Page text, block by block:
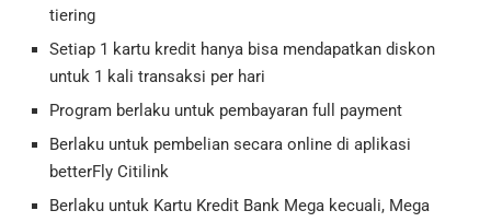
tiering
Setiap 1 kartu kredit hanya bisa mendapatkan diskon
untuk 1 kali transaksi per hari
Program berlaku untuk pembayaran full payment
Berlaku untuk pembelian secara online di aplikasi
betterFly Citilink
Berlaku untuk Kartu Kredit Bank Mega kecuali, Mega